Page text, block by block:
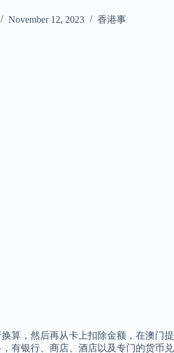
November 12, 2023 香港事
算，然后再从卡上扣除金额，在澳门提
有银行、商店、酒店以及专门的货币兑